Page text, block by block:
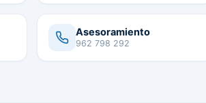
Asesoramiento
962 798 292